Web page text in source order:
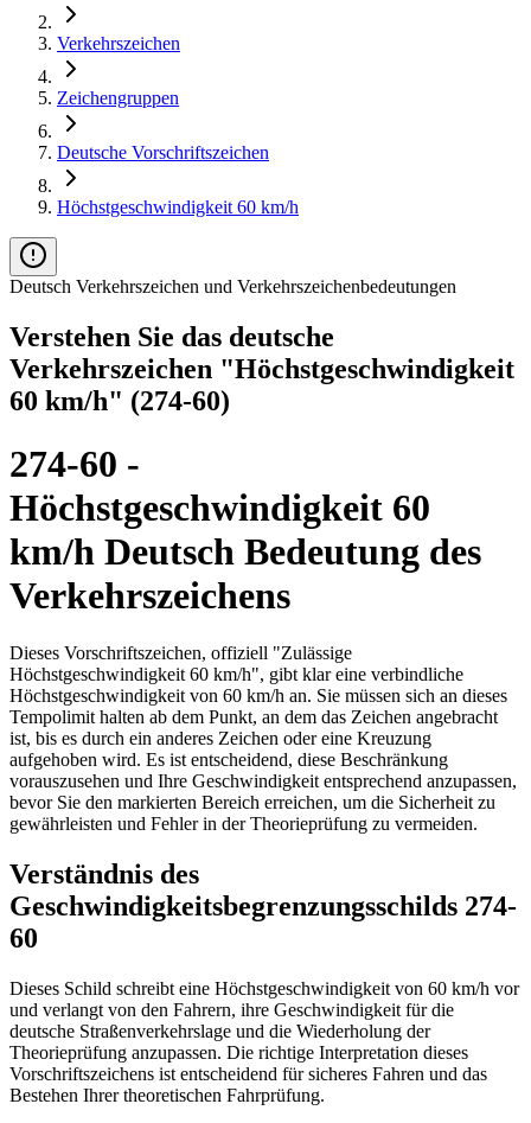
Verkehrszeichen
Zeichengruppen
Deutsche Vorschriftszeichen
Höchstgeschwindigkeit 60 km/h
Deutsch Verkehrszeichen und Verkehrszeichenbedeutungen
Verstehen Sie das deutsche
Verkehrszeichen "Höchstgeschwindigkeit
60 km/h" (274-60)
274-60 -
Höchstgeschwindigkeit 60
km/h Deutsch Bedeutung des
Verkehrszeichens
Dieses Vorschriftszeichen, offiziell "Zulässige
Höchstgeschwindigkeit 60 km/h", gibt klar eine verbindliche
Höchstgeschwindigkeit von 60 km/h an. Sie müssen sich an dieses
Tempolimit halten ab dem Punkt, an dem das Zeichen angebracht
ist, bis es durch ein anderes Zeichen oder eine Kreuzung
aufgehoben wird. Es ist entscheidend, diese Beschränkung
vorauszusehen und Ihre Geschwindigkeit entsprechend anzupassen,
bevor Sie den markierten Bereich erreichen, um die Sicherheit zu
gewährleisten und Fehler in der Theorieprüfung zu vermeiden.
Verständnis des
Geschwindigkeitsbegrenzungsschilds 274-
60
Dieses Schild schreibt eine Höchstgeschwindigkeit von 60 km/h vor
und verlangt von den Fahrern, ihre Geschwindigkeit für die
deutsche Straßenverkehrslage und die Wiederholung der
Theorieprüfung anzupassen. Die richtige Interpretation dieses
Vorschriftszeichens ist entscheidend für sicheres Fahren und das
Bestehen Ihrer theoretischen Fahrprüfung.